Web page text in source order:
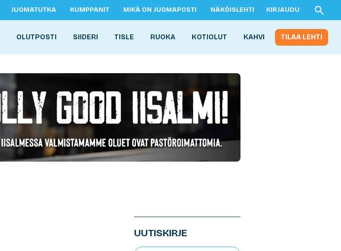
JUOMATUTKA KUMPPANIT MIKÄ ON JUOMAPOSTI NÄKÖISLEHTI KIRJAUDU
OLUTPOSTI SIIDERI TISLE RUOKA KOTIOLUT KAHVI TILAA LEHTI
UUTISKIRJE